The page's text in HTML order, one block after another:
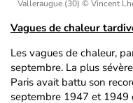
Valleraugue (30) © Vincent
Vagues de chaleur
Les vagues de chaleur,
septembre. La plus
Paris avait battu son
septembre 1947 et 1949